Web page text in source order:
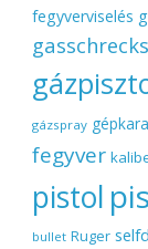
fegyverviselés
gázspray
fegyver
pistol
bullet Ruger